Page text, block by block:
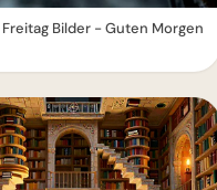
Bilder - Guten Morgen